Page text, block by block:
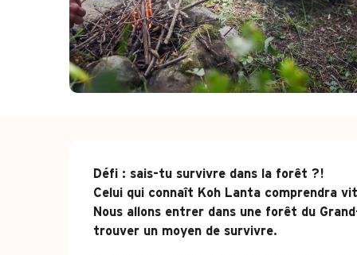
Description
Défi : sais-tu survivre dans la forêt ?!
Celui qui connaît Koh Lanta comprendra
Nous allons entrer dans une forêt du
trouver un moyen de survivre.